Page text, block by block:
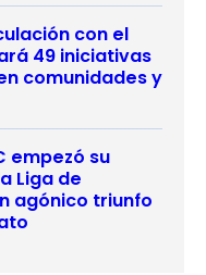
con el
49 iniciativas
comunidades y
empezó su
Liga de
agónico triunfo